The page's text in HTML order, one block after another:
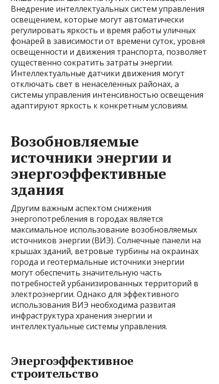
Внедрение интеллектуальных систем управления
освещением, которые могут автоматически
регулировать яркость и время работы уличных
фонарей в зависимости от времени суток, уровня
освещенности и движения транспорта, позволяет
существенно сократить затраты энергии.
Интеллектуальные датчики движения могут
отключать свет в ненаселенных районах, а
системы управления интенсивностью освещения
адаптируют яркость к конкретным условиям.
Возобновляемые
источники энергии и
энергоэффективные
здания
Другим важным аспектом снижения
энергопотребления в городах является
максимальное использование возобновляемых
источников энергии (ВИЭ). Солнечные панели на
крышах зданий, ветровые турбины на окраинах
города и геотермальные источники энергии
могут обеспечить значительную часть
потребностей урбанизированных территорий в
электроэнергии. Однако для эффективного
использования ВИЭ необходима развитая
инфраструктура хранения энергии и
интеллектуальные системы управления.
Энергоэффективное
строительство